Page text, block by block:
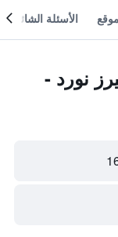
الأسئلة الشائعة
نورد -